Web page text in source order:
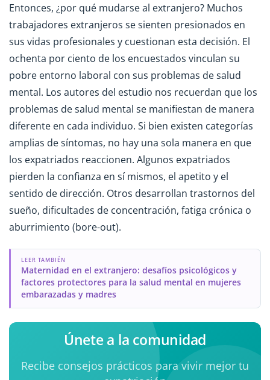
Entonces, ¿por qué mudarse al extranjero? Muchos
trabajadores extranjeros se sienten presionados en
sus vidas profesionales y cuestionan esta decisión. El
ochenta por ciento de los encuestados vinculan su
pobre entorno laboral con sus problemas de salud
mental. Los autores del estudio nos recuerdan que los
problemas de salud mental se manifiestan de manera
diferente en cada individuo. Si bien existen categorías
amplias de síntomas, no hay una sola manera en que
los expatriados reaccionen. Algunos expatriados
pierden la confianza en sí mismos, el apetito y el
sentido de dirección. Otros desarrollan trastornos del
sueño, dificultades de concentración, fatiga crónica o
aburrimiento (bore-out).
LEER TAMBIÉN
Maternidad en el extranjero: desafíos psicológicos y
factores protectores para la salud mental en mujeres
embarazadas y madres
Únete a la comunidad
Recibe consejos prácticos para vivir mejor tu